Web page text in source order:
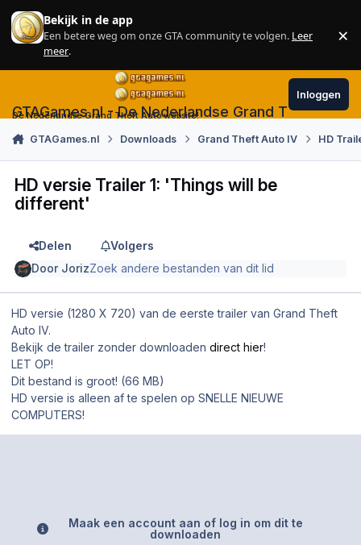
Skip to content
Bekijk in de app
Een betere weg om onze GTA community te volgen. Leer
meer.
×
GTAGames.nl - De Nederlandse Grand Theft Auto
De Nederlandse Grand Theft Auto website!
Inloggen
GTAGames.nl Downloads Grand Theft Auto IV HD
HD versie Trailer 1: 'Things will be
different'
Delen
Volgers
Door JorizZoek andere bestanden van dit lid
HD versie (1280 X 720) van de eerste trailer van Grand Theft
Auto IV.
Bekijk de trailer zonder downloaden direct hier!
LET OP!
Dit bestand is groot! (66 MB)
HD versie is alleen af te spelen op SNELLE NIEUWE
COMPUTERS!
Maak een account aan of log in om dit te
downloaden